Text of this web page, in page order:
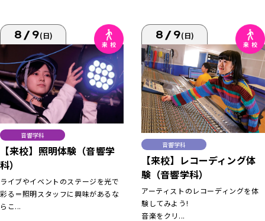
8/9(日)
音響学科
【来校】照明体験（音響学
科）
ライブやイベントのステージを光で
彩る＝照明スタッフに興味があるな
らこ...
8/9(日)
音響学科
【来校】レコーディング体
験（音響学科）
アーティストのレコーディングを体
験してみよう!
音楽をクリ...